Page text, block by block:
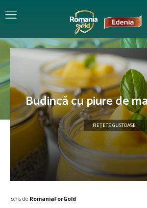
Budincă cu piure de
REȚETE GUSTOASE
Scris de RomaniaForGold